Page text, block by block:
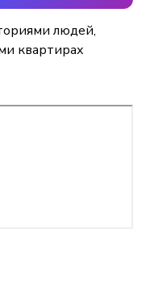
людей,
квартирах